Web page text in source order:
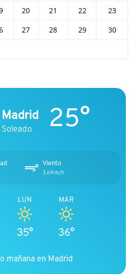
20 21 22
23
27 28 29
30
Madrid
Soleado 25°
Viento
3.6Km/h
LUN
35°
MAR
36°
mañana en Madrid